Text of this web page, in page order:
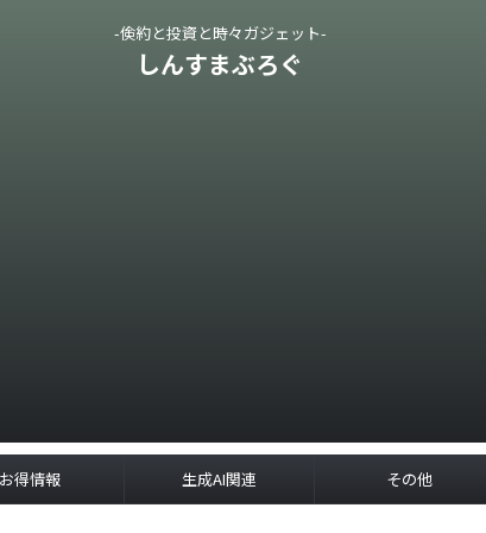
-倹約と投資と時々ガジェット-
しんすまぶろぐ
お得情報 生成AI関連 その他